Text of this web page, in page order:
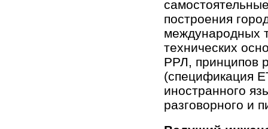
построения
международных
технических
РРЛ, принципов
(спецификация
иностранного
разговорного и